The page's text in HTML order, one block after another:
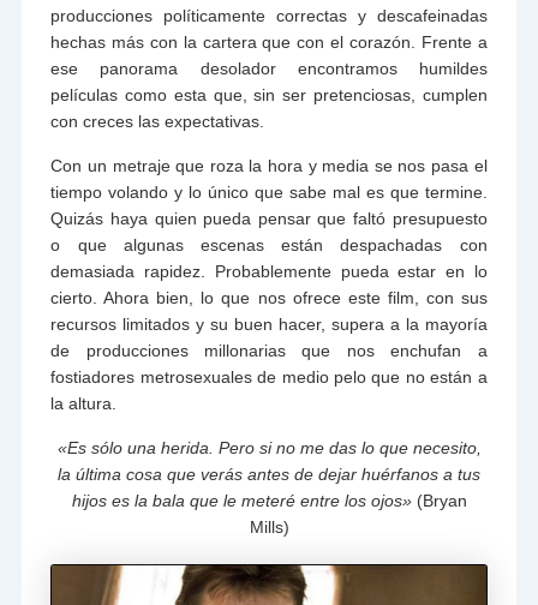
producciones políticamente correctas y descafeinadas
hechas más con la cartera que con el corazón. Frente a
ese panorama desolador encontramos humildes
películas como esta que, sin ser pretenciosas, cumplen
con creces las expectativas.
Con un metraje que roza la hora y media se nos pasa el
tiempo volando y lo único que sabe mal es que termine.
Quizás haya quien pueda pensar que faltó presupuesto
o que algunas escenas están despachadas con
demasiada rapidez. Probablemente pueda estar en lo
cierto. Ahora bien, lo que nos ofrece este film, con sus
recursos limitados y su buen hacer, supera a la mayoría
de producciones millonarias que nos enchufan a
fostiadores metrosexuales de medio pelo que no están a
la altura.
«Es sólo una herida. Pero si no me das lo que necesito,
la última cosa que verás antes de dejar huérfanos a tus
hijos es la bala que le meteré entre los ojos» (Bryan
Mills)